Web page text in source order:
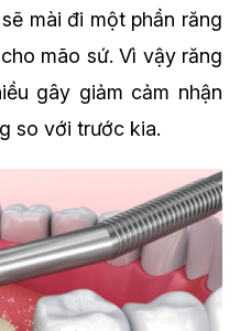
mài đi một phần răng
mão sứ. Vì vậy răng
gây giảm cảm nhận
so với trước kia.